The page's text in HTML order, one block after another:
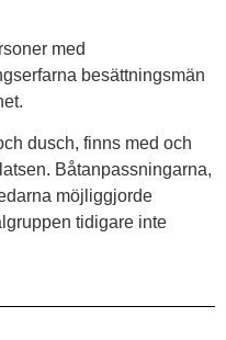
med
besättningsmän
dusch, finns med och
Båtanpassningarna,
möjliggjorde
tidigare inte